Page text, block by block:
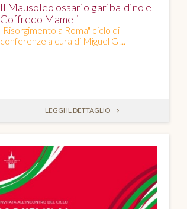
Il Mausoleo ossario garibaldino e
Goffredo Mameli
"Risorgimento a Roma" ciclo di
conferenze a cura di Miguel G ...
LEGGI IL DETTAGLIO